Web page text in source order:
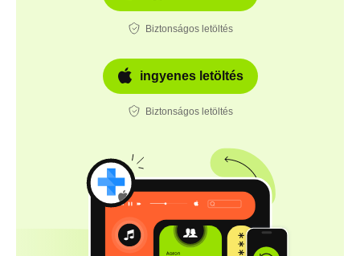
Biztonságos letöltés
ingyenes letöltés
Biztonságos letöltés